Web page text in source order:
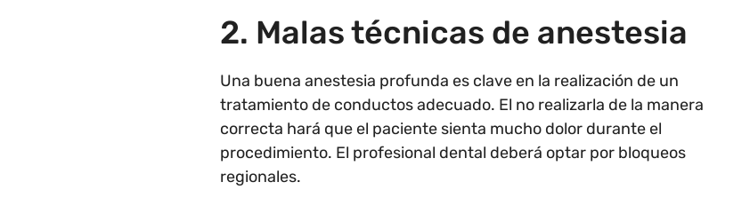
2. Malas técnicas de anestesia
Una buena anestesia profunda es clave en la realización de un
tratamiento de conductos adecuado. El no realizarla de la manera
correcta hará que el paciente sienta mucho dolor durante el
procedimiento. El profesional dental deberá optar por bloqueos
regionales.